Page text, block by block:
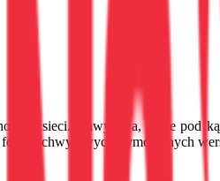
w sieci. Chwytliwa, także pod
chwytliwych, rymowanych